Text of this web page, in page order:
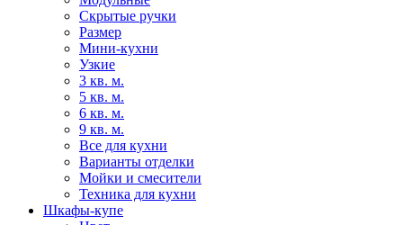
Скрытые ручки
Размер
Мини-кухни
Узкие
3 кв. м.
5 кв. м.
6 кв. м.
9 кв. м.
Все для кухни
Варианты отделки
Мойки и смесители
Техника для кухни
Шкафы-купе